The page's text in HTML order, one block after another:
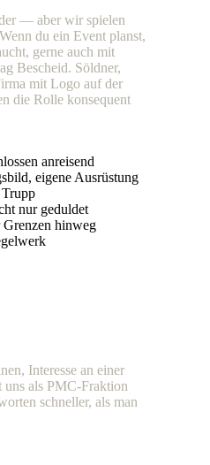
— aber wir spielen
du ein Event planst,
gerne auch mit
Bescheid. Söldner,
mit Logo auf der
die Rolle konsequent
anreisend
eigene Ausrüstung
nur geduldet
hinweg
Interesse an einer
uns als PMC-Fraktion
schneller, als man